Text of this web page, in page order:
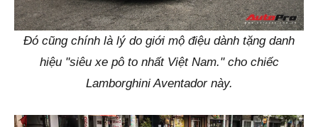
Đó cũng chính là lý do giới mộ điệu dành tặng danh
hiệu "siêu xe pô to nhất Việt Nam." cho chiếc
Lamborghini Aventador này.